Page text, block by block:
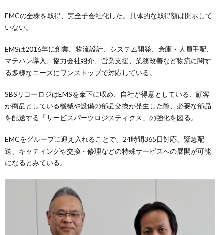
EMCの全株を取得、完全子会社化した。具体的な取得額は開示して
いない。
EMSは2016年に創業。物流設計、システム開発、倉庫・人員手配、
マテハン導入、協力会社紹介、営業支援、業務改善など物流に関す
る多様なニーズにワンストップで対応している。
SBSリコーロジはEMSを傘下に収め、自社が得意としている、顧客
が商品としている機械や設備の部品交換が発生した際、必要な部品
を配送する「サービスパーツロジスティクス」の強化を図る。
EMCをグループに迎え入れることで、24時間365日対応、緊急配
送、キッティングや交換・修理などの特殊サービスへの展開が可能
になるとみている。